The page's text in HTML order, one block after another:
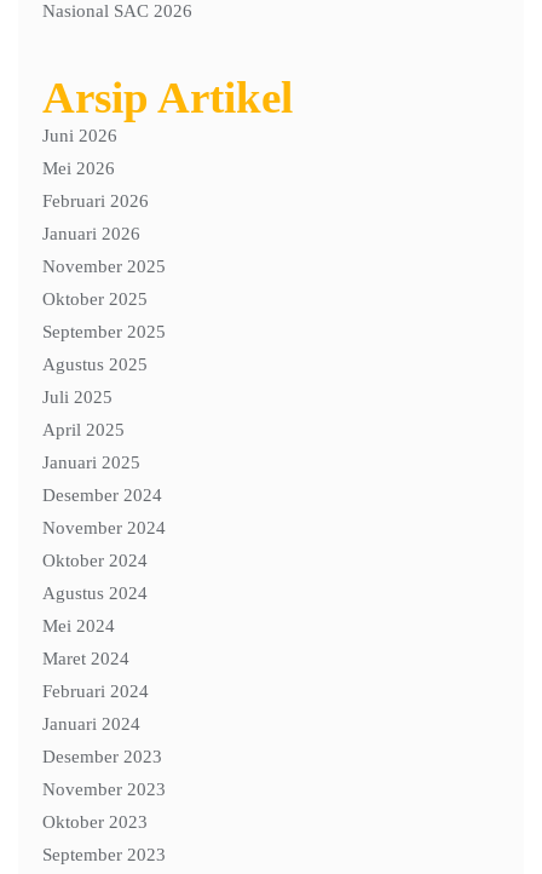
Nasional SAC 2026
Arsip Artikel
Juni 2026
Mei 2026
Februari 2026
Januari 2026
November 2025
Oktober 2025
September 2025
Agustus 2025
Juli 2025
April 2025
Januari 2025
Desember 2024
November 2024
Oktober 2024
Agustus 2024
Mei 2024
Maret 2024
Februari 2024
Januari 2024
Desember 2023
November 2023
Oktober 2023
September 2023